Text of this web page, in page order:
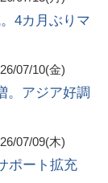
4カ月ぶりマ
07/10(金)
。アジア好調
07/09(木)
ポート拡充